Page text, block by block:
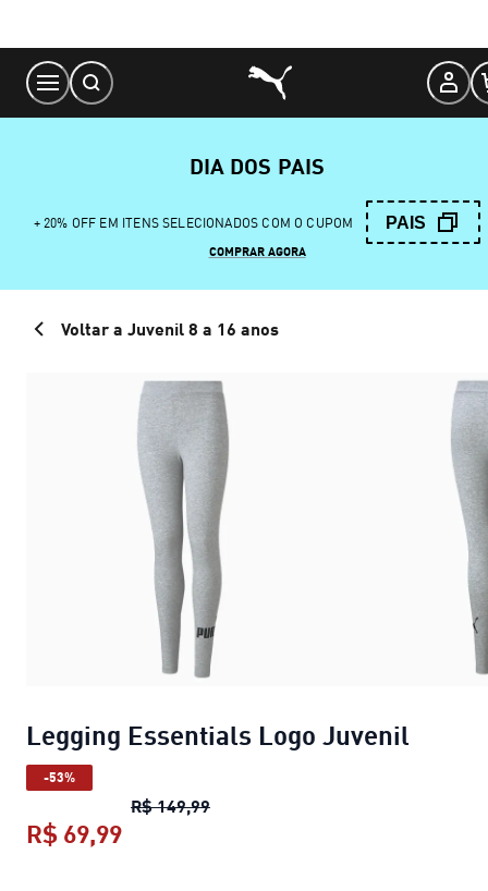
Content
DIA DOS PAIS
+ 20% OFF EM ITENS SELECIONADOS COM O CUPOM PAIS
COMPRAR AGORA
Voltar a Juvenil 8 a 16 anos
Legging Essentials Logo Juvenil
-53%
R$ 149,99Legging Essentials Logo Juvenil
R$ 69,99